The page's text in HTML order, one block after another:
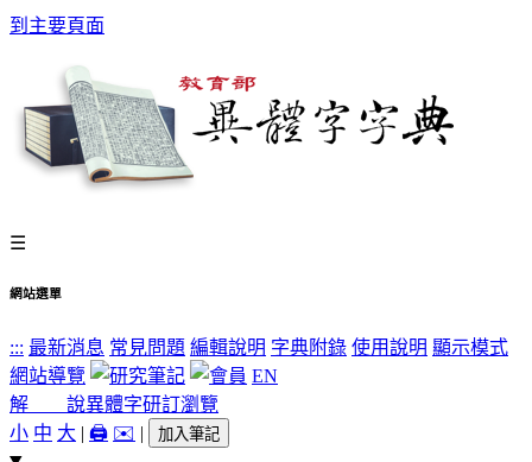
到主要頁面
☰
網站選單
::: 最新消息 常見問題 編輯說明 字典附錄 使用說明 顯示模式
網站導覽
EN
解 說異體字研訂瀏覽
小 中 大 | 🖨️ ✉️ | 加入筆記